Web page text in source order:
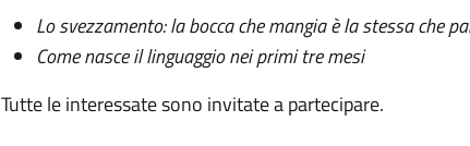
Lo svezzamento: la bocca che mangia è la stessa che
Come nasce il linguaggio nei primi tre mesi
Tutte le interessate sono invitate a partecipare.